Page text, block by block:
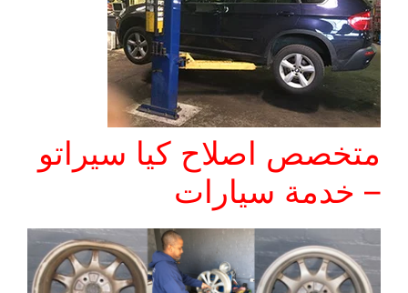
متخصص اصلاح كيا سيراتو
– خدمة سيارات